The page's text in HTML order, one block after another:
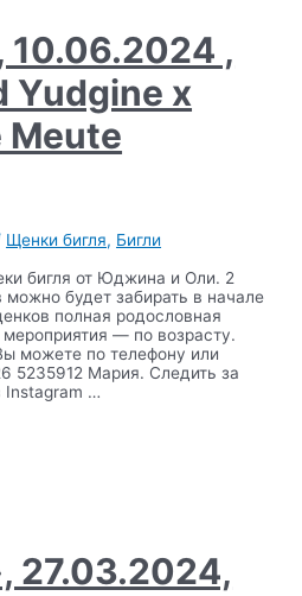
10.06.2024 ,
Yudgine x
Meute
Щенки бигля, Бигли
бигля от Юджина и Оли. 2
будет забирать в начале
полная родословная
— по возрасту.
можете по телефону или
5235912 Мария. Следить за
Instagram …
27.03.2024,